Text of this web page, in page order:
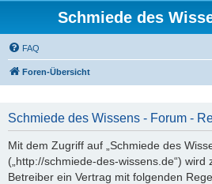
Schmiede des
FAQ
Foren-Übersicht
Schmiede des Wissens - Forum -
Mit dem Zugriff auf „Schmiede des
(„http://schmiede-des-wissens.de“) wird
Betreiber ein Vertrag mit folgenden